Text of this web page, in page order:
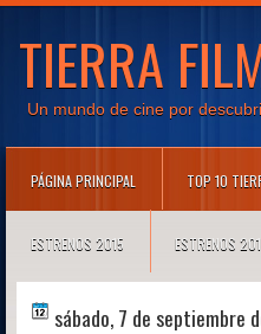
TIERRA
Un mundo de cine por
PÁGINA PRINCIPAL TOP 10
ESTRENOS 2015 ESTRENOS
sábado, 7 de septiembre